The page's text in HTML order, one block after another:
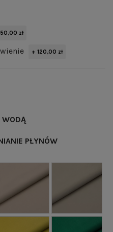
zł
+ 120,00 zł
WODĄ
PŁYNÓW